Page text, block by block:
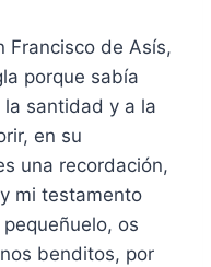
Francisco de Asís,
porque sabía
santidad y a la
en su
una recordación,
mi testamento
os
benditos, por